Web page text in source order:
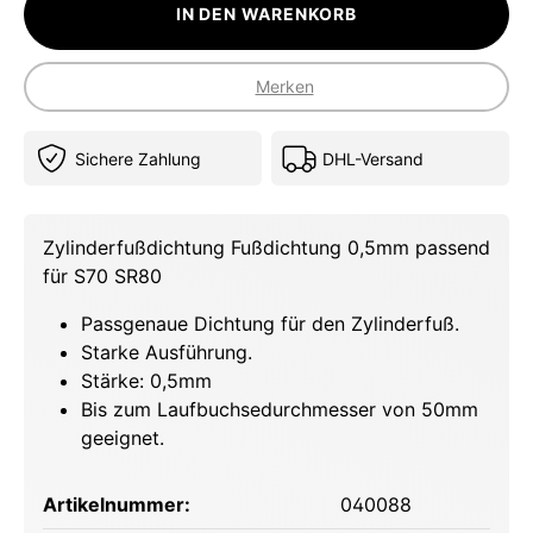
IN DEN WARENKORB
Merken
Sichere Zahlung DHL-Versand
Zylinderfußdichtung Fußdichtung 0,5mm passend
für S70 SR80
Passgenaue Dichtung für den Zylinderfuß.
Starke Ausführung.
Stärke: 0,5mm
Bis zum Laufbuchsedurchmesser von 50mm
geeignet.
Artikelnummer: 040088